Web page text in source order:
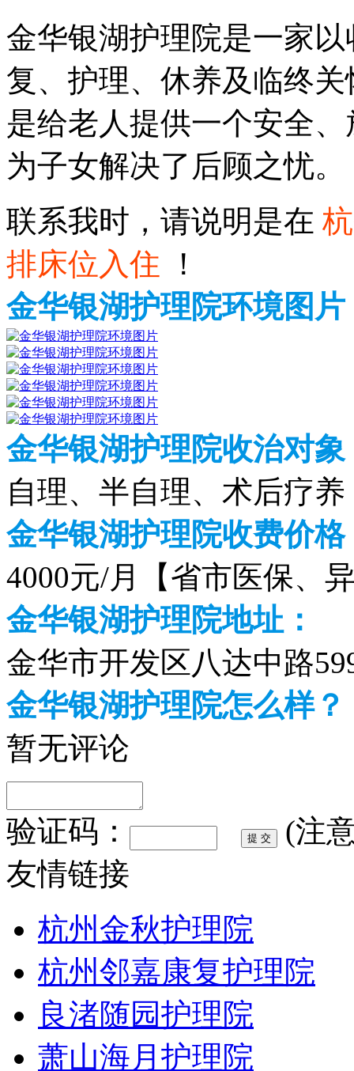
金华银湖护理院是一家
复、护理、休养及临终
是给老人提供一个安全
为子女解决了后顾之忧。
联系我时，请说明是在
排床位入住 ！
金华银湖护理院环境图片
金华银湖护理院收治对象
自理、半自理、术后疗养
金华银湖护理院收费价格
4000元/月【省市医保、
金华银湖护理院地址：
金华市开发区八达中路
金华银湖护理院怎么样？
暂无评论
验证码：
(注
友情链接
杭州金秋护理院
杭州邻嘉康复护理院
良渚随园护理院
萧山海月护理院